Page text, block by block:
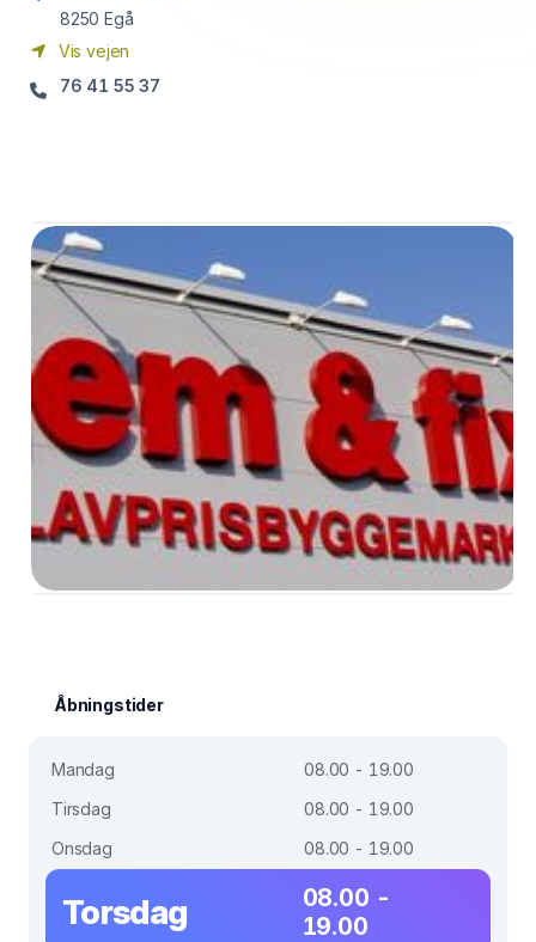
8250 Egå
Vis vejen
76 41 55 37
Åbningstider
Mandag
08.00 - 19.00
Tirsdag
08.00 - 19.00
Onsdag
08.00 - 19.00
Torsdag
08.00 -
19.00